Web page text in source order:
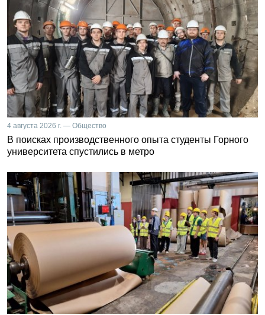
4 августа 2026 г. — Общество
В поисках производственного опыта студенты Горного
университета спустились в метро